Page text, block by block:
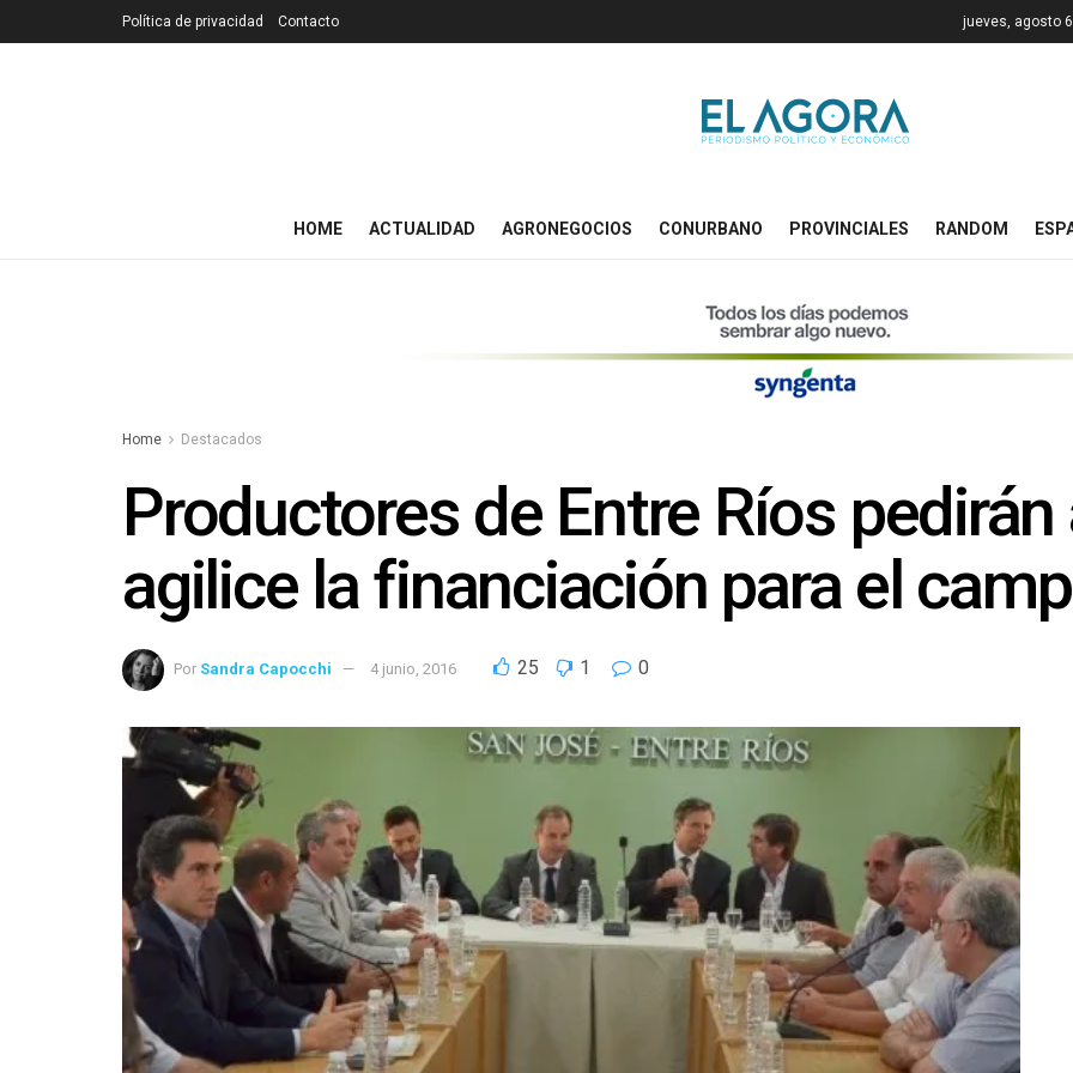
Política de privacidad Contacto jueves, agosto
HOME ACTUALIDAD AGRONEGOCIOS CONURBANO PROVINCIALES RANDOM
Home Destacados
Productores de Entre Ríos
agilice la financiación para el
Por Sandra Capocchi 4 junio, 2016 25 1 0